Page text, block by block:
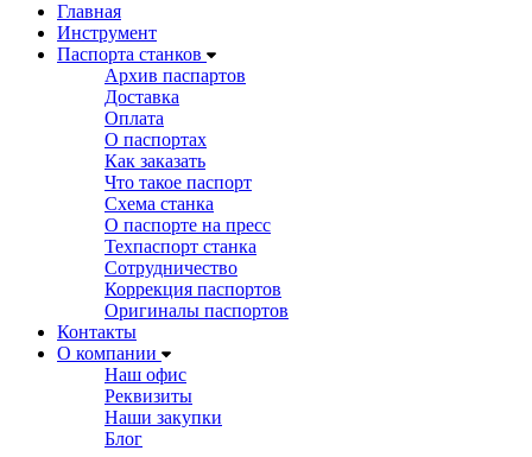
Главная
Инструмент
Паспорта станков
Архив паспартов
Доставка
Оплата
О паспортах
Как заказать
Что такое паспорт
Схема станка
О паспорте на пресс
Техпаспорт станка
Сотрудничество
Коррекция паспортов
Оригиналы паспортов
Контакты
О компании
Наш офис
Реквизиты
Наши закупки
Блог